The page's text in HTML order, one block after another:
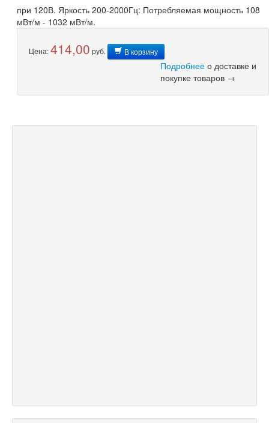
при 120В. Яркость 200-2000Гц: Потребляемая мощность 108
мВт/м - 1032 мВт/м.
Цена:414,00 руб. В корзину
Подробнее о доставке и
покупке товаров →